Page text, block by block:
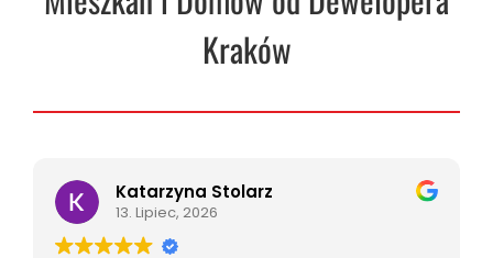
Kraków
Katarzyna Stolarz
13. Lipiec, 2026